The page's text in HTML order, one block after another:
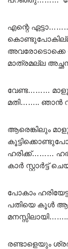
എന്റെ
അവരോടൊക്കെ
മാത്രമല്ല
വേണ്ട………
മതി…….. ഞാൻ
ആരെങ്കിലും
ഹരിക്ക്………
കാർ സ്റ്റാർട്ട്‌
പോകാം
പതിയെ കൂൾ
മനസ്സിലായി……..
രണ്ടാളെയും